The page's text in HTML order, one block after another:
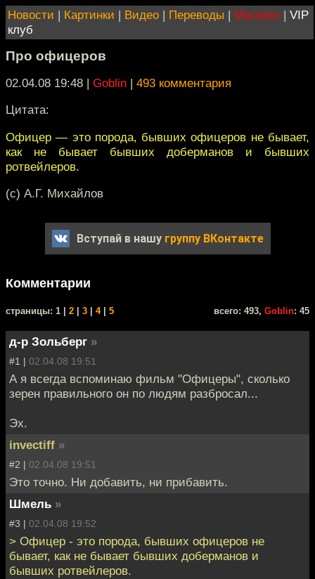
Новости | Картинки | Видео | Переводы | Магазин | VIP
клуб
Про офицеров
02.04.08 19:48 | Goblin | 493 комментария
Цитата:
Офицер — это порода, бывших офицеров не бывает,
как не бывает бывших доберманов и бывших
ротвейлеров.
(с) А.Г. Михайлов
Вступай в нашу группу ВКонтакте
Комментарии
cтраницы: 1 | 2 3 4| 5 всего: 493, Goblin: 45
д-р Зольберг »
#1 | 02.04.08 19:51
А я всегда вспоминаю фильм "Офицеры", сколько
зерен правильного он по людям разбросал...
Эх.
invectiff »
#2 | 02.04.08 19:51
Это точно. Ни добавить, ни прибавить.
Шмель »
#3 | 02.04.08 19:52
> Офицер - это порода, бывших офицеров не
бывает, как не бывает бывших доберманов и
бывших ротвейлеров.